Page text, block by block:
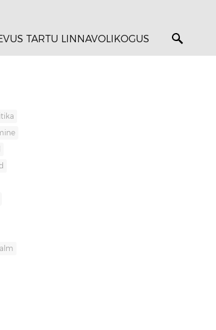
TARTU LINNAVOLIKOGUS